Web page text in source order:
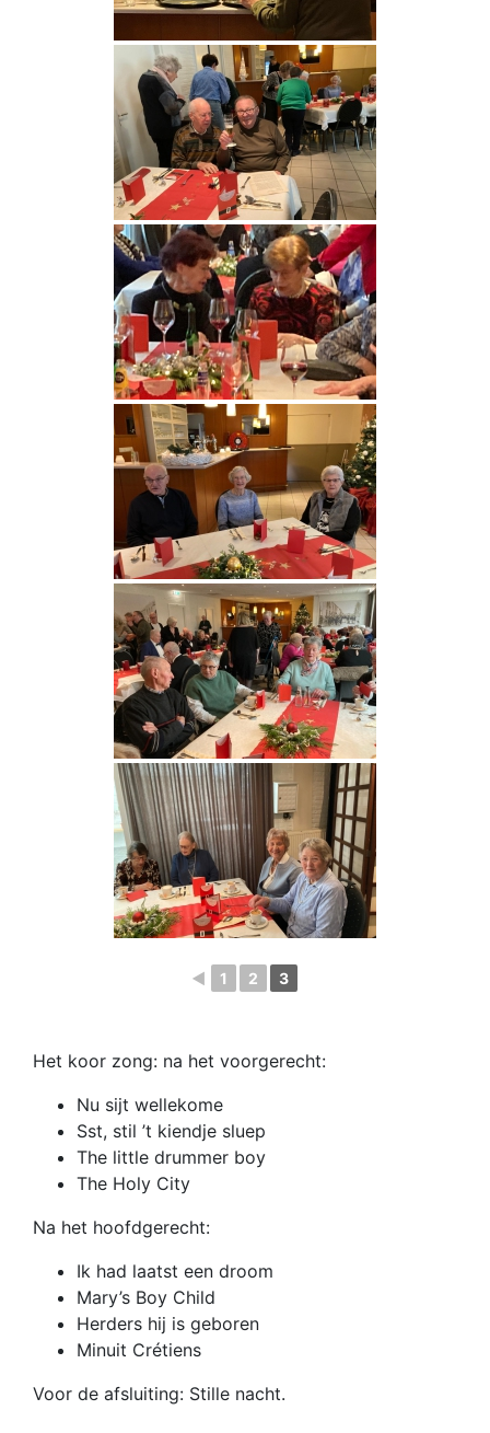
◄ 1 2 3
Het koor zong: na het voorgerecht:
Nu sijt wellekome
Sst, stil ’t kiendje sluep
The little drummer boy
The Holy City
Na het hoofdgerecht:
Ik had laatst een droom
Mary’s Boy Child
Herders hij is geboren
Minuit Crétiens
Voor de afsluiting: Stille nacht.